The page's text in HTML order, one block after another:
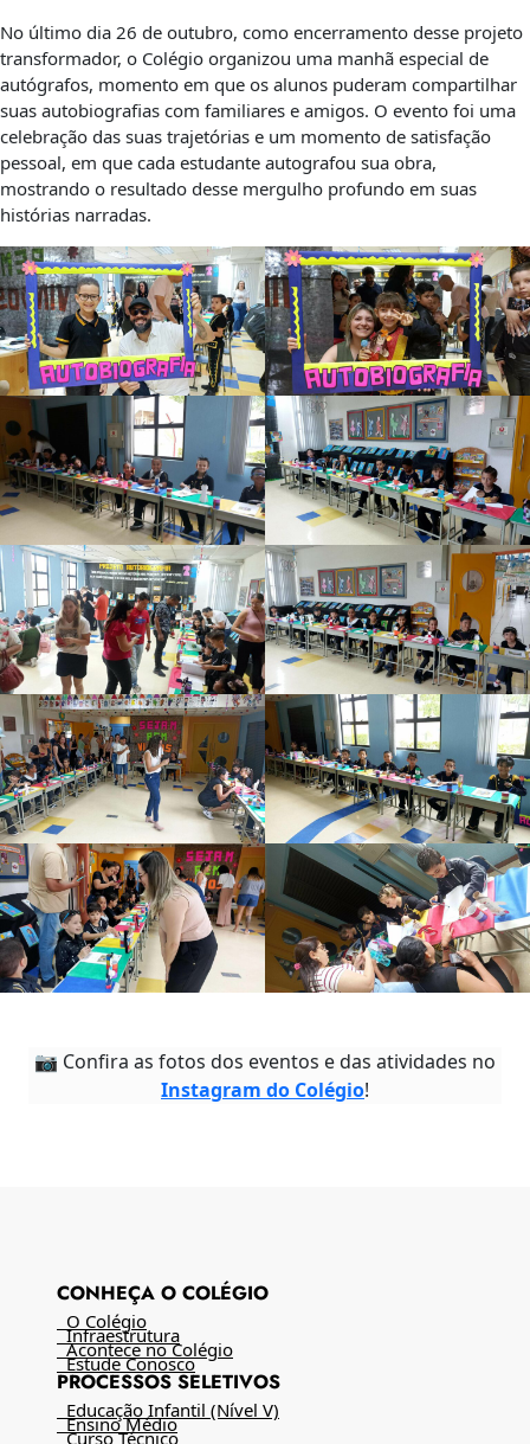
No último dia 26 de outubro, como encerramento desse projeto
transformador, o Colégio organizou uma manhã especial de
autógrafos, momento em que os alunos puderam compartilhar
suas autobiografias com familiares e amigos. O evento foi uma
celebração das suas trajetórias e um momento de satisfação
pessoal, em que cada estudante autografou sua obra,
mostrando o resultado desse mergulho profundo em suas
histórias narradas.
📷 Confira as fotos dos eventos e das atividades no
Instagram do Colégio!
CONHEÇA O COLÉGIO
O Colégio
Infraestrutura
Acontece no Colégio
Estude Conosco
PROCESSOS SELETIVOS
Educação Infantil (Nível V)
Ensino Médio
Curso Técnico